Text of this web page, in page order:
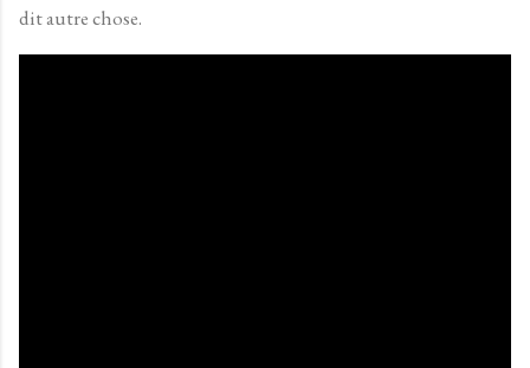
dit autre chose.